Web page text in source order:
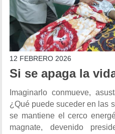
12 FEBRERO 2026
Si se apaga la
Imaginarlo conmueve,
¿Qué puede suceder en las
se mantiene el cerco
magnate, devenido